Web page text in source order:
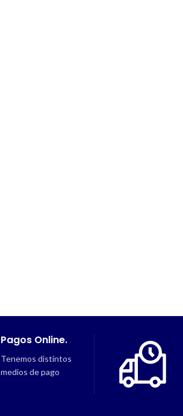
Pagos Online.
Tenemos distintos
medios de pago